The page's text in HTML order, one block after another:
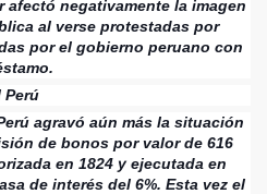
negativamente la imagen
al verse protestadas por
por el gobierno peruano con
Perú
agravó aún más la situación
de bonos por valor de 616
en 1824 y ejecutada en
de interés del 6%. Esta vez el